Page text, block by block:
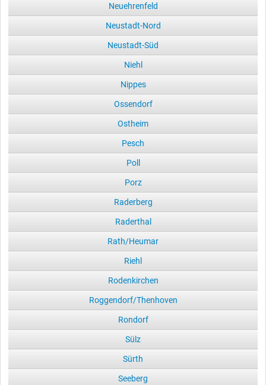
Neuehrenfeld
Neustadt-Nord
Neustadt-Süd
Niehl
Nippes
Ossendorf
Ostheim
Pesch
Poll
Porz
Raderberg
Raderthal
Rath/Heumar
Riehl
Rodenkirchen
Roggendorf/Thenhoven
Rondorf
Sülz
Sürth
Seeberg